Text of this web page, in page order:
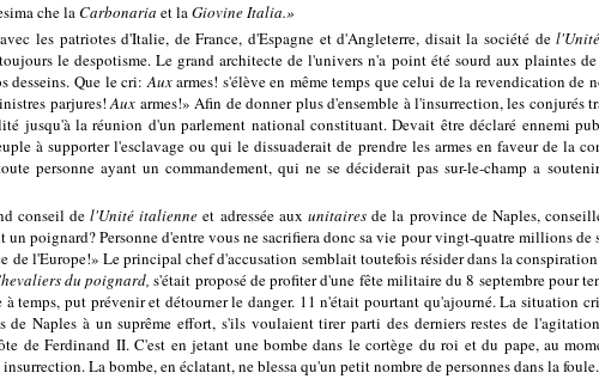
che laCarbonariaet laGiovine Italia.»
les patriotes d'Italie, de France, d'Espagne et d'Angleterre, disait la société de
le despotisme. Le grand architecte de l'univers n'a point été sourd aux plaintes
desseins. Que le cri:Auxarmes! s'élève en même temps que celui de la revendication
parjures!Aux armes!» Afin de donner plus d'ensemble à l'insurrection, les conjurés
jusqu'à la réunion d'un parlement national constituant. Devait être déclaré ennemi
à supporter l'esclavage ou qui le dissuaderait de prendre les armes en faveur de la
personne ayant un commandement, qui ne se déciderait pas sur-le-champ a
conseil del'Unité italienneet adressée auxunitairesde la province de Naples,
poignard? Personne d'entre vous ne sacrifiera donc sa vie pour vingt-quatre millions de
l'Europe!» Le principal chef d'accusation semblait toutefois résider dans la
du poignard,s'était proposé de profiter d'une fête militaire du 8 septembre pour
à temps, put prévenir et détourner le danger. 11 n'était pourtant qu'ajourné. La situation
de Naples à un suprême effort, s'ils voulaient tirer parti des derniers restes de
de Ferdinand II. C'est en jetant une bombe dans le cortège du roi et du pape, au
La bombe, en éclatant, ne blessa qu'un petit nombre de personnes dans la foule.